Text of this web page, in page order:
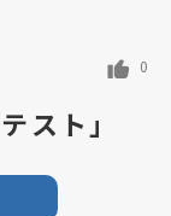
0
スト」